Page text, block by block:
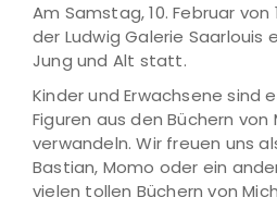
Am Samstag, 10. Februar von
der Ludwig Galerie Saarlouis
Jung und Alt statt.
Kinder und Erwachsene sind
Figuren aus den Büchern von
verwandeln. Wir freuen uns
Bastian, Momo oder ein
vielen tollen Büchern von